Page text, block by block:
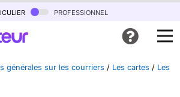
professionnel
générales sur les courriers / Les cartes / Les